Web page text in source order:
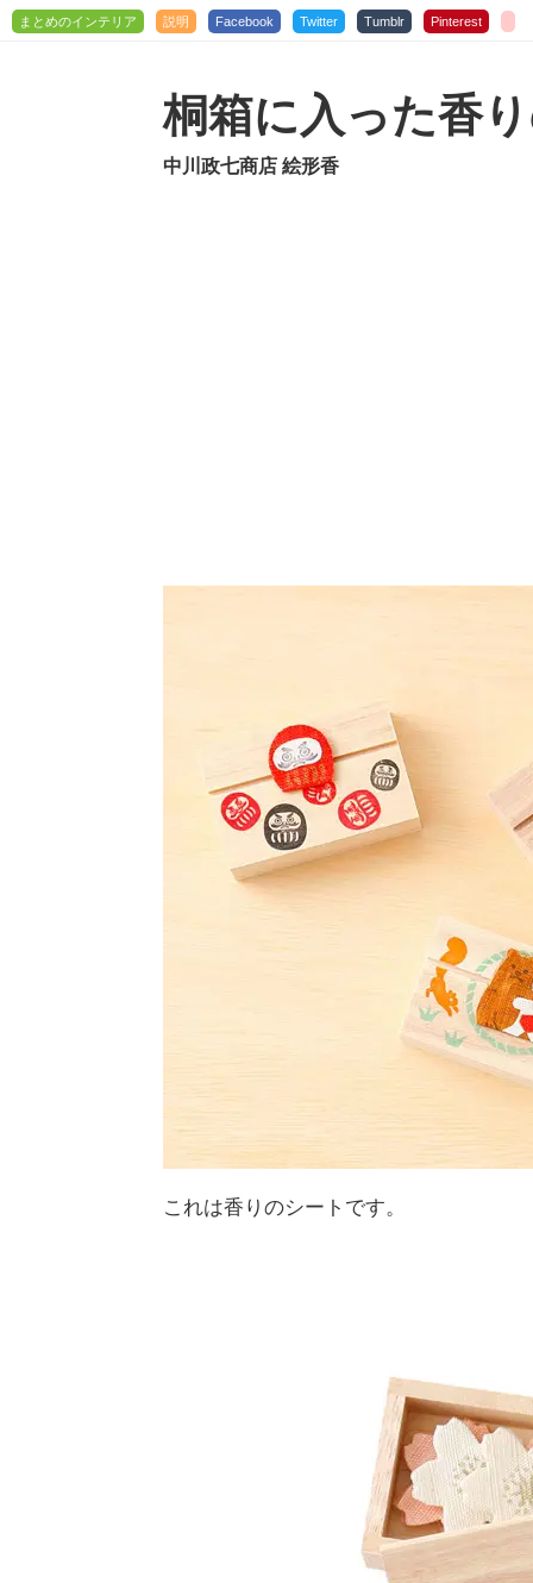
まとめのインテリア 説明 Facebook Twitter Tumblr Pinterest
桐箱に入った香
中川政七商店 絵形香
これは香りのシートです。